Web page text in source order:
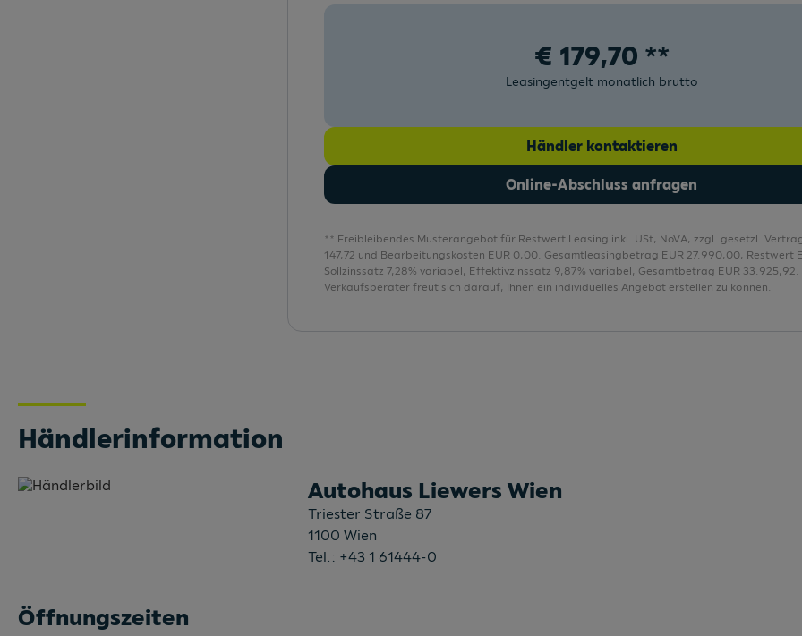
Komfortschlüssel ohne Safelock
Kopfstützen hinten 3 Stück
Kopfstützen vorne
Lagerbonus für Privatkunden 3 %
€ 179,70 **
Leasingentgelt monatlich brutto
Händler kontaktieren
Online-Abschluss anfragen
** Freibleibendes Musterangebot für Restwert Leasing inkl. USt, NoVA, zzgl. gesetzl.
147,72 und Bearbeitungskosten EUR 0,00. Gesamtleasingbetrag EUR 27.990,00, Restwert
Sollzinssatz 7,28% variabel, Effektivzinssatz 9,87% variabel, Gesamtbetrag EUR 33.925,92.
Verkaufsberater freut sich darauf, Ihnen ein individuelles Angebot erstellen zu können.
Händlerinformation
Autohaus Liewers Wien
Triester Straße 87
1100 Wien
Tel.: +43 1 61444-0
Öffnungszeiten